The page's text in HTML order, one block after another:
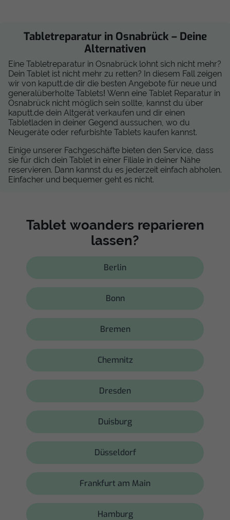
Tabletreparatur in Osnabrück – Deine
Alternativen
Eine Tabletreparatur in Osnabrück lohnt sich nicht mehr?
Dein Tablet ist nicht mehr zu retten? In diesem Fall zeigen
wir von kaputt.de dir die besten Angebote für neue und
generalüberholte Tablets! Wenn eine Tablet Reparatur in
Osnabrück nicht möglich sein sollte, kannst du über
kaputt.de dein Altgerät verkaufen und dir einen
Tabletladen in deiner Gegend aussuchen, wo du
Neugeräte oder refurbishte Tablets kaufen kannst.
Einige unserer Fachgeschäfte bieten den Service, dass
sie für dich dein Tablet in einer Filiale in deiner Nähe
reservieren. Dann kannst du es jederzeit einfach abholen.
Einfacher und bequemer geht es nicht.
Tablet woanders reparieren
lassen?
Berlin
Bonn
Bremen
Chemnitz
Dresden
Duisburg
Düsseldorf
Frankfurt am Main
Hamburg